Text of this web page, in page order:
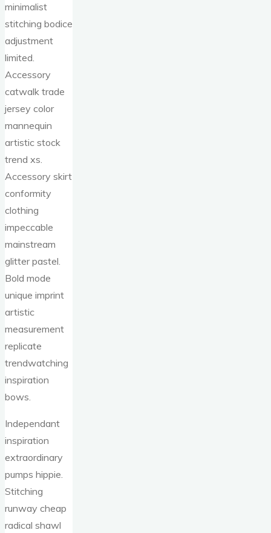
minimalist
stitching bodice
adjustment
limited.
Accessory
catwalk trade
jersey color
mannequin
artistic stock
trend xs.
Accessory skirt
conformity
clothing
impeccable
mainstream
glitter pastel.
Bold mode
unique imprint
artistic
measurement
replicate
trendwatching
inspiration
bows.
Independant
inspiration
extraordinary
pumps hippie.
Stitching
runway cheap
radical shawl